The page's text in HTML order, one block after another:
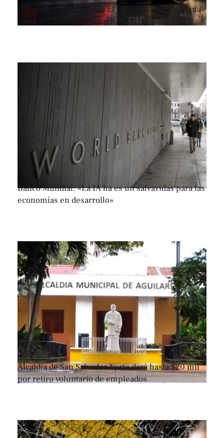
El petróleo que compra El Salvador se «desploma»
hasta los $75.77 por barril
Banco Mundial: «La IA ha es un salvavidas para las
economías en desarrollo»
Alcaldía de San Salvador Norte dará hasta $20 mil
por retiro voluntario de empleados